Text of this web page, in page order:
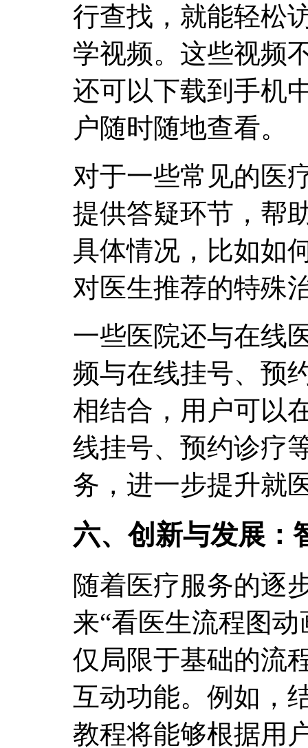
行查找，就能轻松
学视频。这些视频
还可以下载到手机
户随时随地查看。
对于一些常见的医
提供答疑环节，帮
具体情况，比如如
对医生推荐的特殊
一些医院还与在线
频与在线挂号、预
相结合，用户可以
线挂号、预约诊疗
务，进一步提升就
六、创新与发展：
随着医疗服务的逐
来“看医生流程图
仅局限于基础的流
互动功能。例如，
教程将能够根据用